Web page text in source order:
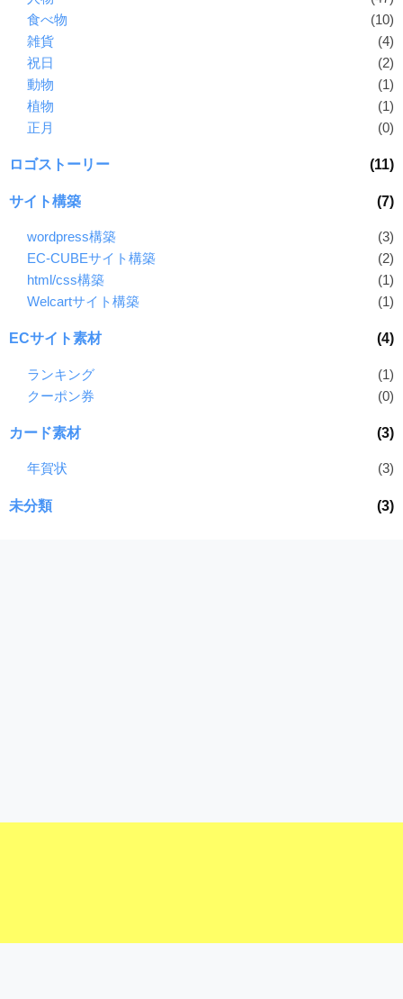
食べ物
(10)
雑貨
(4)
祝日
(2)
動物
(1)
植物
(1)
正月
(0)
ロゴストーリー (11)
サイト構築 (7)
wordpress構築
(3)
EC-CUBEサイト構築
(2)
html/css構築
(1)
Welcartサイト構築
(1)
ECサイト素材 (4)
ランキング
(1)
クーポン券
(0)
カード素材 (3)
年賀状 (3)
未分類 (3)